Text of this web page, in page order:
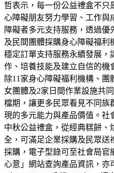
哲表示，每一份公益禮盒不只
心障礙朋友努力學習、工作與
障礙者多元支持服務，透過
及民間團體採購身心障礙福利
穩定訂單支持服務永續發展，
作、培養技能及建立自信的機
除11家身心障礙福利機構、
女團體及2家日間作業設施共
檔期，讓更多民眾看見不同族
現的多元能力與產品價值。社
中秋公益禮盒，從經典糕餅
全，可滿足企業採購及民眾送
採購，電子型錄可至社會局官
心意」網站查詢產品資訊，亦